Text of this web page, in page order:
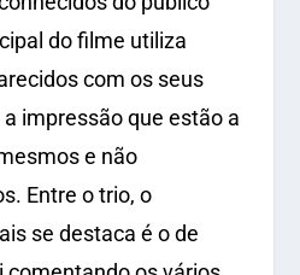
do filme utiliza
com os seus
impressão que estão a
e não
Entre o trio, o
se destaca é o de